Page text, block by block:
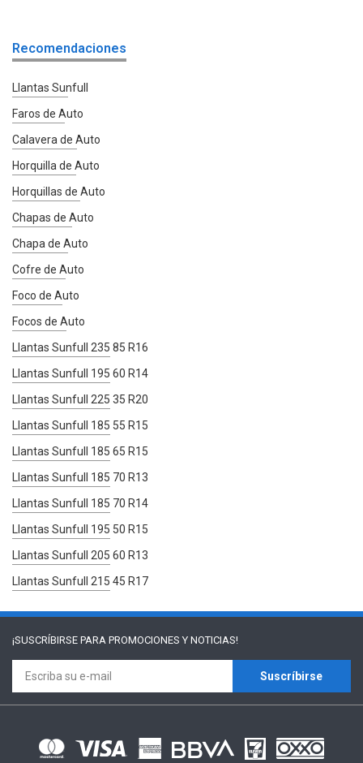
Recomendaciones
Llantas Sunfull
Faros de Auto
Calavera de Auto
Horquilla de Auto
Horquillas de Auto
Chapas de Auto
Chapa de Auto
Cofre de Auto
Foco de Auto
Focos de Auto
Llantas Sunfull 235 85 R16
Llantas Sunfull 195 60 R14
Llantas Sunfull 225 35 R20
Llantas Sunfull 185 55 R15
Llantas Sunfull 185 65 R15
Llantas Sunfull 185 70 R13
Llantas Sunfull 185 70 R14
Llantas Sunfull 195 50 R15
Llantas Sunfull 205 60 R13
Llantas Sunfull 215 45 R17
¡SUSCRÍBIRSE PARA PROMOCIONES Y NOTICIAS!
Suscríbirse